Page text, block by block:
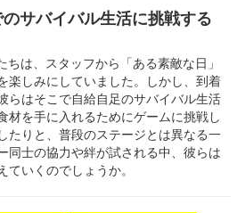
サバイバル生活に挑戦する
は、スタッフから「ある素敵な日」
楽しみにしていました。しかし、到着
らはそこで自給自足のサバイバル生活
材を手に入れるためにゲームに挑戦し
たりと、普段のステージとは異なる一
同士の協力や絆が試される中、彼らは
いくのでしょうか。​